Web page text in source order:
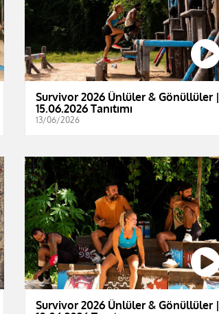
Survivor 2026 Ünlüler & Gönüllüler |
15.06.2026 Tanıtımı
13/06/2026
Survivor 2026 Ünlüler & Gönüllüler |